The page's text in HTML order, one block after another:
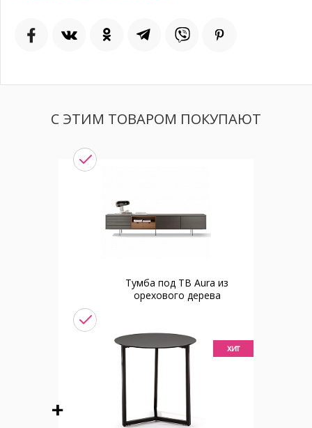
С ЭТИМ ТОВАРОМ ПОКУПАЮТ
Тумба под ТВ Aura из
орехового дерева
хит